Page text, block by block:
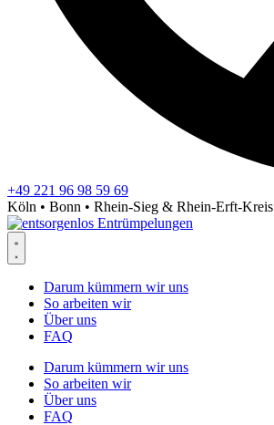
+49 221 96 98 59 69
Köln • Bonn • Rhein-Sieg & Rhein-Erft-Kreis
Darum kümmern wir uns
So arbeiten wir
Über uns
FAQ
Darum kümmern wir uns
So arbeiten wir
Über uns
FAQ